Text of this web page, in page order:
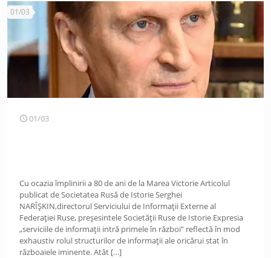
01/03
01/03
Cu ocazia împlinirii a 80 de ani de la Marea Victorie Articolul
publicat de Societatea Rusă de Istorie Serghei
NARÎȘKIN,directorul Serviciului de Informații Externe al
Federației Ruse, preșesintele Societății Ruse de Istorie Expresia
„serviciile de informații intră primele în război” reflectă în mod
exhaustiv rolul structurilor de informații ale oricărui stat în
războaiele iminente. Atât […]